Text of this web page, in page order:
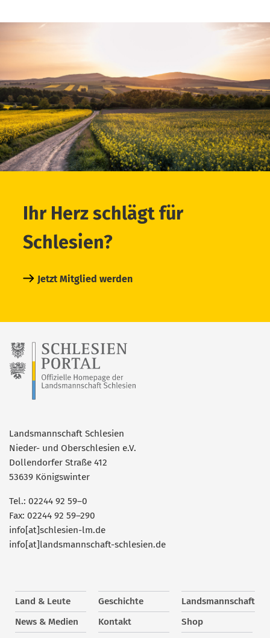
Ihr Herz schlägt für
Schlesien?
Jetzt Mitglied werden
Landsmannschaft Schlesien
Nieder- und Oberschlesien e.V.
Dollendorfer Straße 412
53639 Königswinter
Tel.: 02244 92 59–0
Fax: 02244 92 59–290
info[at]schlesien-lm.de
info[at]landsmannschaft-schlesien.de
Land & Leute Geschichte
Landsmannschaft
News & Medien
Kontakt
Shop